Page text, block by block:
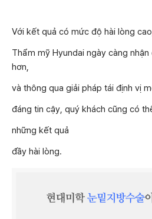
Với kết quả có mức độ hài lòng
Thẩm mỹ Hyundai ngày càng
hơn,
và thông qua giải pháp tái định vị
đáng tin cậy, quý khách cũng có
những kết quả
đầy hài lòng.